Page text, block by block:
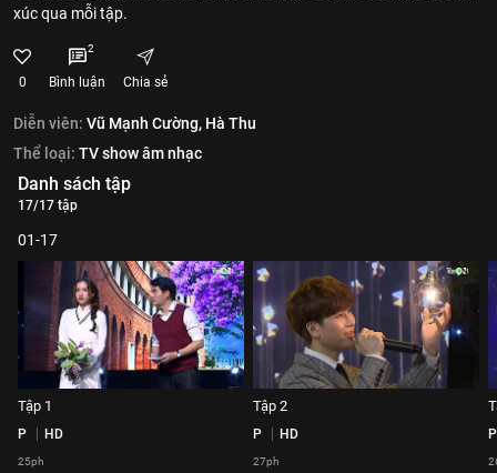
xúc qua mỗi tập.
0
2
Bình luận Chia sẻ
Diễn viên: Vũ Mạnh Cường, Hà Thu
Thể loại: TV show âm nhạc
Danh sách tập
17/17 tập
01-17
Tập 1
P HD
25ph
Tập 2
P HD
27ph
P